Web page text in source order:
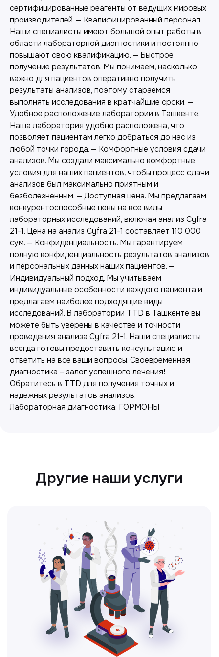
сертифицированные реагенты от ведущих мировых
производителей. — Квалифицированный персонал.
Наши специалисты имеют большой опыт работы в
области лабораторной диагностики и постоянно
повышают свою квалификацию. — Быстрое
получение результатов. Мы понимаем, насколько
важно для пациентов оперативно получить
результаты анализов, поэтому стараемся
выполнять исследования в кратчайшие сроки. —
Удобное расположение лаборатории в Ташкенте.
Наша лаборатория удобно расположена, что
позволяет пациентам легко добраться до нас из
любой точки города. — Комфортные условия сдачи
анализов. Мы создали максимально комфортные
условия для наших пациентов, чтобы процесс сдачи
анализов был максимально приятным и
безболезненным. — Доступная цена. Мы предлагаем
конкурентоспособные цены на все виды
лабораторных исследований, включая анализ Cyfra
21-1. Цена на анализ Cyfra 21-1 составляет 110 000
сум. — Конфиденциальность. Мы гарантируем
полную конфиденциальность результатов анализов
и персональных данных наших пациентов. —
Индивидуальный подход. Мы учитываем
индивидуальные особенности каждого пациента и
предлагаем наиболее подходящие виды
исследований. В лаборатории TTD в Ташкенте вы
можете быть уверены в качестве и точности
проведения анализа Cyfra 21-1. Наши специалисты
всегда готовы предоставить консультацию и
ответить на все ваши вопросы. Своевременная
диагностика – залог успешного лечения!
Обратитесь в TTD для получения точных и
надежных результатов анализов.
Лабораторная диагностика: ГОРМОНЫ
Другие наши услуги
Лабораторная диагностика
Точные анализы для контроля здоровья и
выявления заболеваний.
Ультразвуковая диагностика
Безопасный и точный метод для
обследования внутренних органов.